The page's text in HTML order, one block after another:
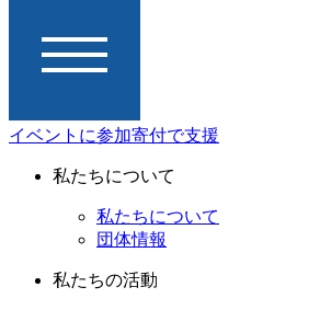
イベントに参加寄付で支援
私たちについて
私たちについて
団体情報
私たちの活動